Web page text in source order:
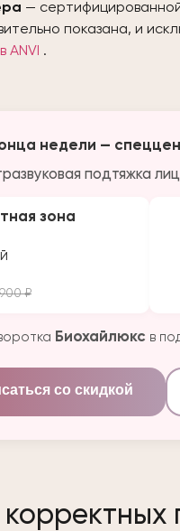
—
показана, и
ANVI .
недели —
подтяжка
зона
₽
Биохайлюкс в
со скидкой